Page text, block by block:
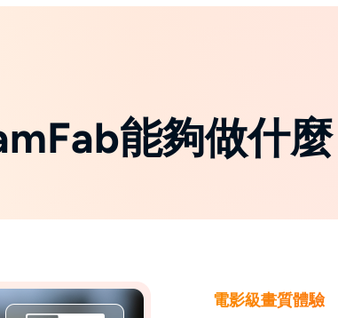
能夠做什
電影級畫質體驗